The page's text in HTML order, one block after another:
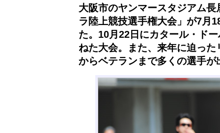
大阪市のヤンマースタジアム
ラ陸上競技選手権大会」が7月
た。10月22日にカタール・ド
ねた大会。また、来年に迫っ
からベテランまで多くの選手が